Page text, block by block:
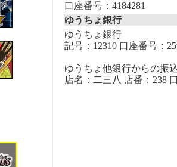
口座番号：4184281
ゆうちょ銀行
ゆうちょ銀行
記号：12310 口座番号：
ゆうちょ他銀行からの振
店名：二三八 店番：238